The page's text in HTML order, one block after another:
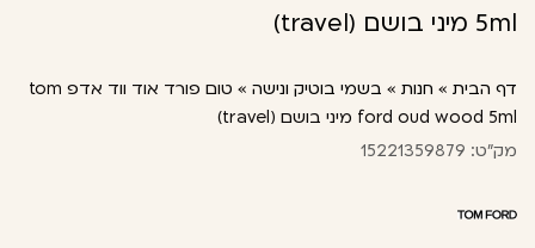
5ml מיני בושם (travel)
דף הבית » חנות » בשמי בוטיק ונישה »
טום פורד אוד ווד אדפ tom
ford oud wood 5ml מיני בושם (travel)
מק"ט: 15221359879